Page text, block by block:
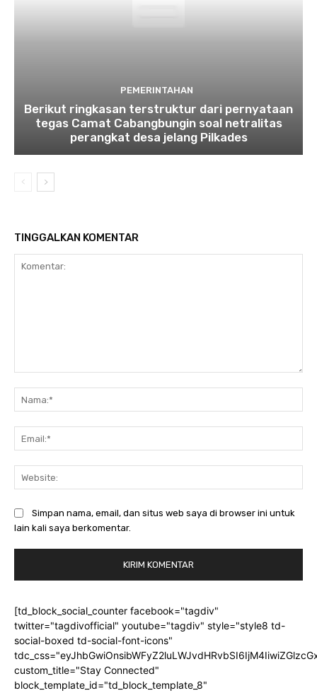
PEMERINTAHAN
Berikut ringkasan terstruktur dari pernyataan
tegas Camat Cabangbungin soal netralitas
perangkat desa jelang Pilkades
TINGGALKAN KOMENTAR
Simpan nama, email, dan situs web saya di browser ini untuk
lain kali saya berkomentar.
[td_block_social_counter facebook="tagdiv"
twitter="tagdivofficial" youtube="tagdiv" style="style8 td-
social-boxed td-social-font-icons"
custom_title="Stay Connected"
block_template_id="td_block_template_8"